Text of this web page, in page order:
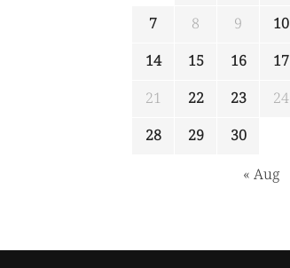
7
8 9 10
14
15 16 17
21
22 23 24
28
29
30
« Aug